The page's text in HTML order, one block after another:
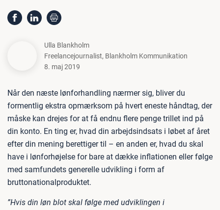
Ulla Blankholm
Freelancejournalist, Blankholm Kommunikation
8. maj 2019
Når den næste lønforhandling nærmer sig, bliver du
formentlig ekstra opmærksom på hvert eneste håndtag, der
måske kan drejes for at få endnu flere penge trillet ind på
din konto. En ting er, hvad din arbejdsindsats i løbet af året
efter din mening berettiger til – en anden er, hvad du skal
have i lønforhøjelse for bare at dække inflationen eller følge
med samfundets generelle udvikling i form af
bruttonationalproduktet.
”Hvis din løn blot skal følge med udviklingen i